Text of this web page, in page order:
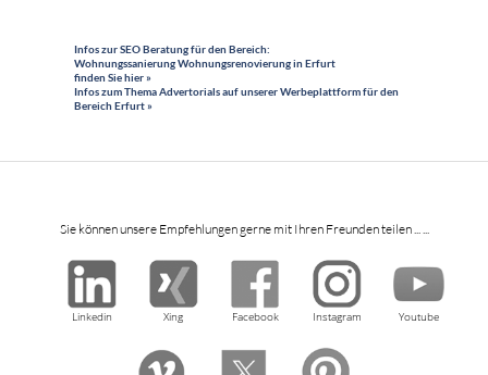
Infos zur SEO Beratung für den Bereich:
Wohnungssanierung Wohnungsrenovierung in Erfurt
finden Sie hier »
Infos zum Thema Advertorials auf unserer Werbeplattform für den
Bereich Erfurt »
Sie können unsere Empfehlungen gerne mit Ihren Freunden teilen ... ...
Linkedin Xing Facebook Instagram Youtube